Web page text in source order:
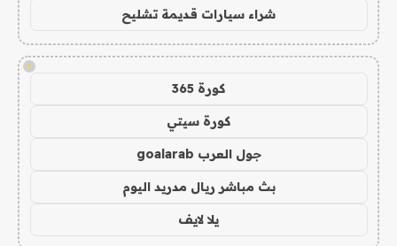
شراء سيارات قديمة تشليح
!
كورة 365
كورة سيتي
جول العرب goalarab
بث مباشر ريال مدريد اليوم
يلا لايف